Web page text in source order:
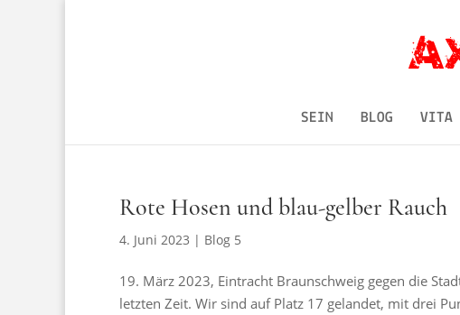
SEIN BLOG VITA
Rote Hosen und blau-gelber Rauch
4. Juni 2023 | Blog 5
19. März 2023, Eintracht Braunschweig gegen die
letzten Zeit. Wir sind auf Platz 17 gelandet, mit drei